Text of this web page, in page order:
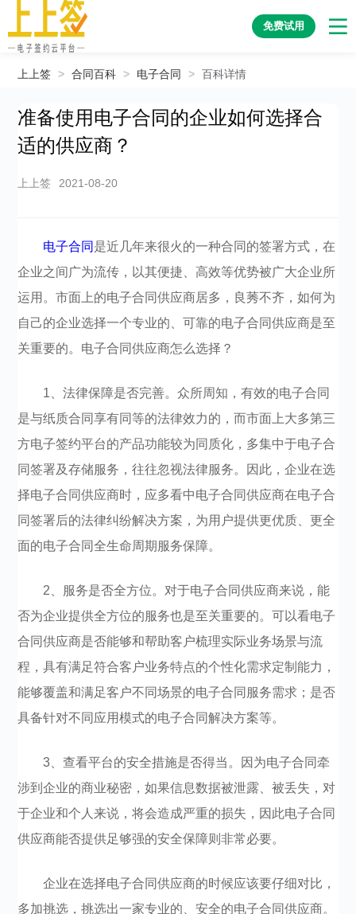
免费试用
上上签 > 合同百科 > 电子合同 > 百科详情
准备使用电子合同的企业如何选择合
适的供应商？
上上签 2021-08-20
电子合同 是近几年来很火的一种合同的签署方式，在
企业之间广为流传，以其便捷、高效等优势被广大企业所
运用。市面上的电子合同供应商居多，良莠不齐，如何为
自己的企业选择一个专业的、可靠的电子合同供应商是至
关重要的。电子合同供应商怎么选择？
1、法律保障是否完善。众所周知，有效的电子合同
是与纸质合同享有同等的法律效力的，而市面上大多第三
方电子签约平台的产品功能较为同质化，多集中于电子合
同签署及存储服务，往往忽视法律服务。因此，企业在选
择电子合同供应商时，应多看中电子合同供应商在电子合
同签署后的法律纠纷解决方案，为用户提供更优质、更全
面的电子合同全生命周期服务保障。
2、服务是否全方位。对于电子合同供应商来说，能
否为企业提供全方位的服务也是至关重要的。可以看电子
合同供应商是否能够和帮助客户梳理实际业务场景与流
程，具有满足符合客户业务特点的个性化需求定制能力，
能够覆盖和满足客户不同场景的电子合同服务需求；是否
具备针对不同应用模式的电子合同解决方案等。
3、查看平台的安全措施是否得当。因为电子合同牵
涉到企业的商业秘密，如果信息数据被泄露、被丢失，对
于企业和个人来说，将会造成严重的损失，因此电子合同
供应商能否提供足够强的安全保障则非常必要。
企业在选择电子合同供应商的时候应该要仔细对比，
多加挑选，挑选出一家专业的、安全的电子合同供应商。